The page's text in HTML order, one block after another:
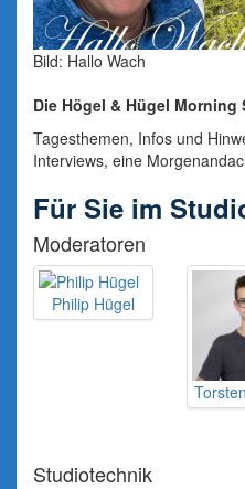
Bild: Hallo Wach
Die Högel & Hügel Morning
Tagesthemen, Infos und
Interviews, eine
Für Sie im
Moderatoren
Philip Hügel
Studiotechnik